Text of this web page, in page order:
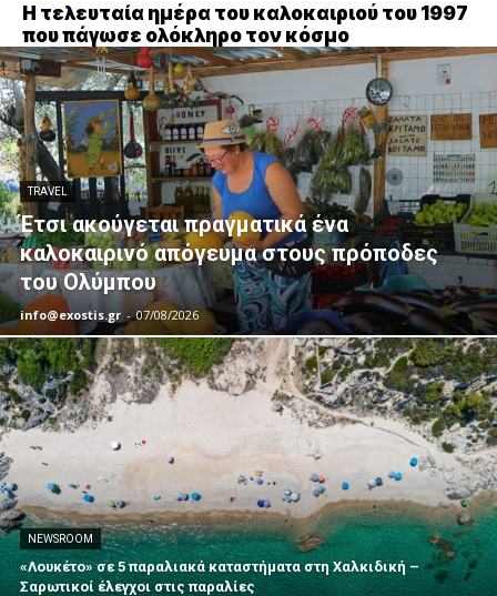
Η τελευταία ημέρα του καλοκαιριού του 1997
που πάγωσε ολόκληρο τον κόσμο
TRAVEL
Έτσι ακούγεται πραγματικά ένα
καλοκαιρινό απόγευμα στους πρόποδες
του Ολύμπου
info@exostis.gr - 07/08/2026
NEWSROOM
«Λουκέτο» σε 5 παραλιακά καταστήματα στη Χαλκιδική –
Σαρωτικοί έλεγχοι στις παραλίες